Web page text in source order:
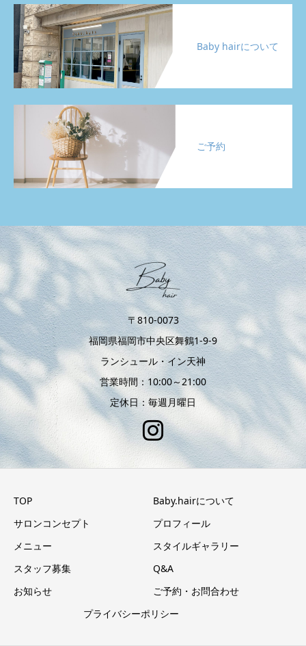
Baby hairについて
ご予約
〒810-0073
福岡県福岡市中央区舞鶴1-9-9
ランシュール・イン天神
営業時間：10:00～21:00
定休日：毎週月曜日
TOP
Baby.hairについて
サロンコンセプト
プロフィール
メニュー
スタイルギャラリー
スタッフ募集
Q&A
お知らせ
ご予約・お問合わせ
プライバシーポリシー